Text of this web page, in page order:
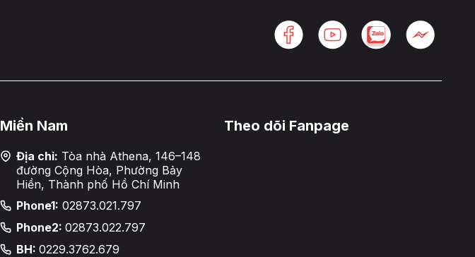
Miền Nam
Địa chỉ: Tòa nhà Athena, 146–148
đường Cộng Hòa, Phường Bảy
Hiền, Thành phố Hồ Chí Minh
Phone1: 02873.021.797
Phone2: 02873.022.797
BH: 0229.3762.679
Theo dõi Fanpage